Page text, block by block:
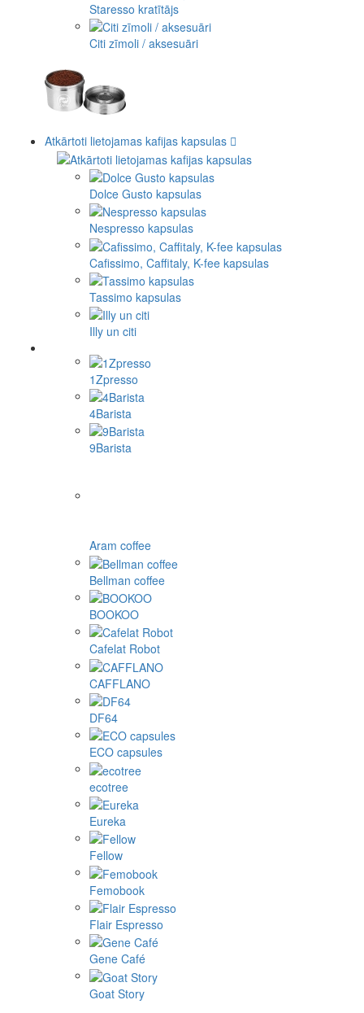
Staresso kratītājs
Citi zīmoli / aksesuāri
Atkārtoti lietojamas kafijas kapsulas
Dolce Gusto kapsulas
Nespresso kapsulas
Cafissimo, Caffitaly, K-fee kapsulas
Tassimo kapsulas
Illy un citi
1Zpresso
4Barista
9Barista
Aram coffee
Bellman coffee
BOOKOO
Cafelat Robot
CAFFLANO
DF64
ECO capsules
ecotree
Eureka
Fellow
Femobook
Flair Espresso
Gene Café
Goat Story